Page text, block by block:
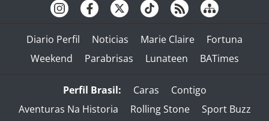
Diario Perfil Noticias Marie Claire
Fortuna
Weekend
Parabrisas Lunateen BATimes
Perfil Brasil: Caras
Contigo
Aventuras Na Historia
Rolling Stone
Sport Buzz